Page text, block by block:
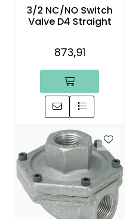
3/2 NC/NO Switch
Valve D4 Straight
873,91